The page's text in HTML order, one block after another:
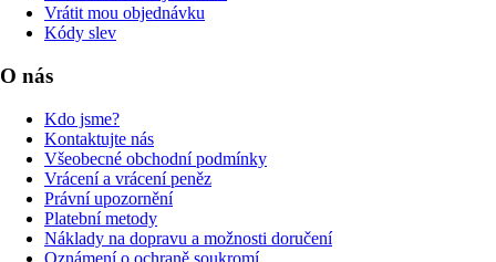
Vrátit mou objednávku
Kódy slev
O nás
Kdo jsme?
Kontaktujte nás
Všeobecné obchodní podmínky
Vrácení a vrácení peněz
Právní upozornění
Platební metody
Náklady na dopravu a možnosti doručení
Oznámení o ochraně soukromí